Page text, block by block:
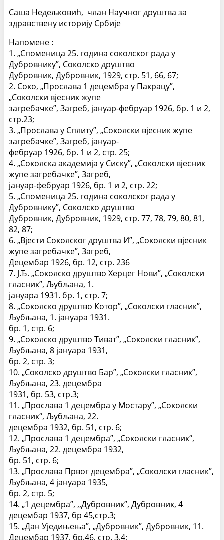
Саша Недељковић, члан Научног друштва за
здравствену историју Србије
Напомене :
1. „Споменица 25. година соколског рада у
Дубровнику”, Соколско друштво
Дубровник, Дубровник, 1929, стр. 51, 66, 67;
2. Соко, „Прослава 1 децембра у Пакрацу”,
„Соколски вјесник жупе
загребачке”, Загреб, јануар-фебруар 1926, бр. 1 и 2,
стр.23;
3. „Прослава у Сплиту”, „Соколски вјесник жупе
загребачке”, Загреб, јануар-
фебруар 1926, бр. 1 и 2, стр. 25;
4. „Соколска академија у Сиску”, „Соколски вјесник
жупе загребачке”, Загреб,
јануар-фебруар 1926, бр. 1 и 2, стр. 22;
5. „Споменица 25. година соколског рада у
Дубровнику”, Соколско друштво
Дубровник, Дубровник, 1929, стр. 77, 78, 79, 80, 81,
82, 87;
6. „Вјести Соколског друштва И”, „Соколски вјесник
жупе загребачке”, Загреб,
Децембар 1926, бр. 12, стр. 236
7. Ј.Ђ. „Соколско друштво Херцег Нови”, „Соколски
гласник”, Љубљана, 1.
јануара 1931. бр. 1, стр. 7;
8. „Соколско друштво Котор”, „Соколски гласник”,
Љубљана, 1. јануара 1931.
бр. 1, стр. 6;
9. „Соколско друштво Тиват”, „Соколски гласник”,
Љубљана, 8 јануара 1931,
бр. 2, стр. 3;
10. „Соколско друштво Бар”, „Соколски гласник”,
Љубљана, 23. децембра
1931, бр. 53, стр.3;
11. „Прослава 1 децембра у Мостару”, „Соколски
гласник“, Љубљана, 22.
децембра 1932, бр. 51, стр. 6;
12. „Прослава 1 децембра”, „Соколски гласник“,
Љубљана, 22. децембра 1932,
бр. 51, стр. 6;
13. „Прослава Првог децембра”, „Соколски гласник”,
Љубљана, 4 јануара 1935,
бр. 2, стр. 5;
14. „1 децембра”, ,,Дубровник”, Дубровник, 4
децембар 1937, бр 45,стр.3;
15. „Дан Уједињења”, „Дубровник”, Дубровник, 11.
Децембар 1937, бр.46, стр. 3,4;